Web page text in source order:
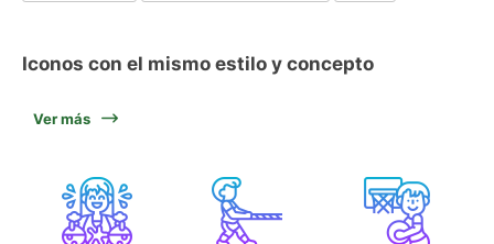
Iconos con el mismo estilo y concepto
Ver más